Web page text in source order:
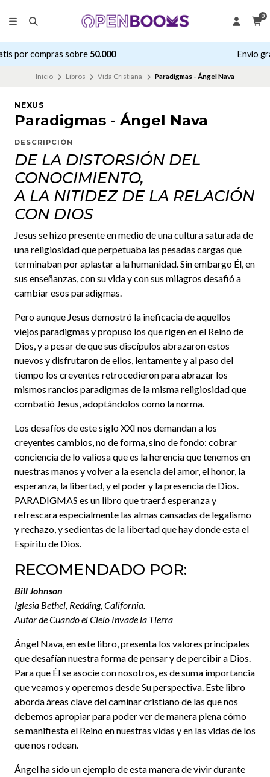
0
Envío gratis por compras sobre
Inicio Libros Vida Cristiana Paradigmas - Ángel Nava
NEXUS
Paradigmas - Ángel Nava
DESCRIPCIÓN
DE LA DISTORSIÓN DEL
CONOCIMIENTO,
A LA NITIDEZ DE LA RELACIÓN
CON DIOS
Jesus se hizo presente en medio de una cultura saturada de
una religiosidad que perpetuaba las pesadas cargas que
terminaban por aplastar a la humanidad. Sin embargo Él, en
sus enseñanzas, con su vida y con sus milagros desafió a
cambiar esos paradigmas.
Pero aunque Jesus demostró la ineficacia de aquellos
viejos paradigmas y propuso los que rigen en el Reino de
Dios, y a pesar de que sus discípulos abrazaron estos
nuevos y disfrutaron de ellos, lentamente y al paso del
tiempo los creyentes retrocedieron para abrazar los
mismos rancios paradigmas de la misma religiosidad que
combatió Jesus, adoptándolos como la norma.
Los desafíos de este siglo XXI nos demandan a los
creyentes cambios, no de forma, sino de fondo: cobrar
conciencia de lo valiosa que es la herencia que tenemos en
nuestras manos y volver a la esencia del amor, el honor, la
esperanza, la libertad, y el poder y la presencia de Dios.
PARADIGMAS es un libro que traerá esperanza y
refrescara especialmente las almas cansadas de legalismo
y rechazo, y sedientas de la libertad que hay donde esta el
Espíritu de Dios.
RECOMENDADO POR:
Bill Johnson
Iglesia Bethel, Redding, California.
Autor de Cuando el Cielo Invade la Tierra
Ángel Nava, en este libro, presenta los valores principales
que desafían nuestra forma de pensar y de percibir a Dios.
Para que Él se asocie con nosotros, es de suma importancia
que veamos y operemos desde Su perspectiva. Este libro
aborda áreas clave del caminar cristiano de las que nos
debemos apropiar para poder ver de manera plena cómo
se manifiesta el Reino en nuestras vidas y en las vidas de los
que nos rodean.
Ángel ha sido un ejemplo de esta manera de vivir durante